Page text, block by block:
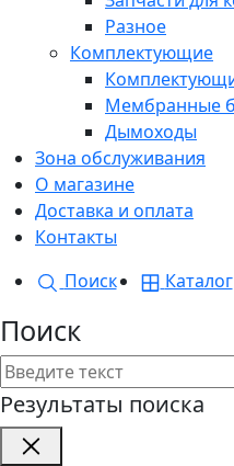
Разное
Комплектующие
Мембранные
Дымоходы
Зона обслуживания
О магазине
Доставка и оплата
Контакты
Поиск
Каталог
Поиск
Результаты поиска